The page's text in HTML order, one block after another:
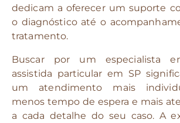
dedicam a oferecer um suporte
o diagnóstico até o
tratamento.
Buscar por um especialista
assistida particular em SP
um atendimento mais
menos tempo de espera e mais
a cada detalhe do seu caso. A